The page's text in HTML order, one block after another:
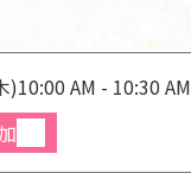
)10:00 AM - 10:30 AM